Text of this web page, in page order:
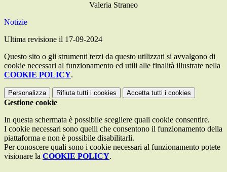
Valeria Straneo
Notizie
Ultima revisione il 17-09-2024
Questo sito o gli strumenti terzi da questo utilizzati si avvalgono di
cookie necessari al funzionamento ed utili alle finalità illustrate nella
COOKIE POLICY.
Personalizza Rifiuta tutti i cookies Accetta tutti i cookies
Gestione cookie
In questa schermata è possibile scegliere quali cookie consentire.
I cookie necessari sono quelli che consentono il funzionamento della
piattaforma e non è possibile disabilitarli.
Per conoscere quali sono i cookie necessari al funzionamento potete
visionare la COOKIE POLICY.